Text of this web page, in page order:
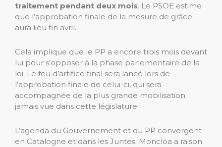
traitement pendant deux mois. Le PSOE estime
que l’approbation finale de la mesure de grâce
aura lieu fin avril.
Cela implique que le PP a encore trois mois devant
lui pour s’opposer à la phase parlementaire de la
loi. Le feu d’artifice final sera lancé lors de
l’approbation finale de celui-ci, qui sera
accompagnée de la plus grande mobilisation
jamais vue dans cette législature.
L’agenda du Gouvernement et du PP convergent
en Catalogne et dans les Juntes. Moncloa a raison